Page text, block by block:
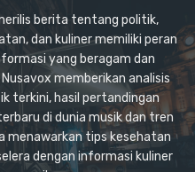
berita tentang politik,
dan kuliner memiliki peran
yang beragam dan
memberikan analisis
terkini, hasil pertandingan
di dunia musik dan tren
menawarkan tips kesehatan
dengan informasi kuliner